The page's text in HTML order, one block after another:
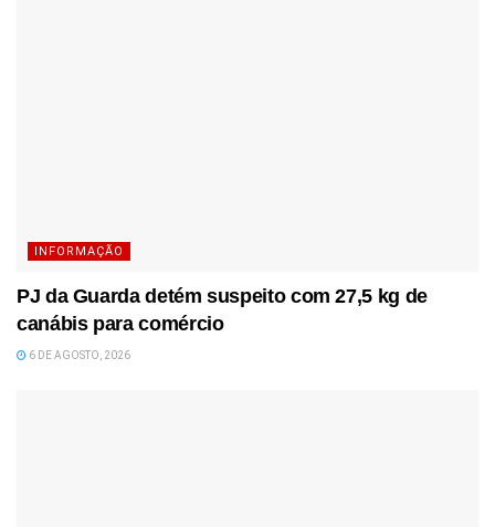
INFORMAÇÃO
PJ da Guarda detém suspeito com 27,5 kg de
canábis para comércio
6 DE AGOSTO, 2026